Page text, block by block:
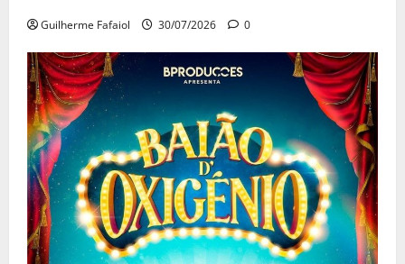
Guilherme Fafaiol 30/07/2026 0